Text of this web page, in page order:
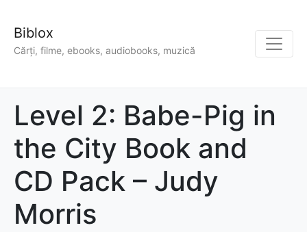
Biblox
Cărți, filme, ebooks, audiobooks, muzică
Level 2: Babe-Pig in
the City Book and
CD Pack – Judy
Morris